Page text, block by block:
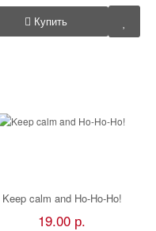
Купить
Keep calm and Ho-Ho-Ho!
19.00 р.